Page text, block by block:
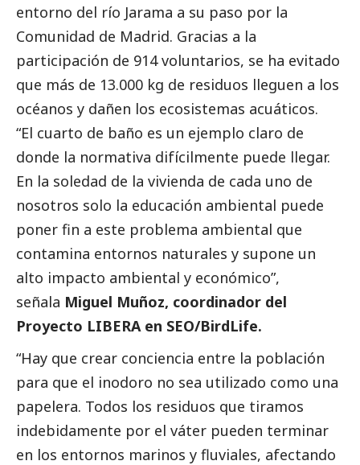
entorno del río Jarama a su paso por la
Comunidad de Madrid. Gracias a la
participación de 914 voluntarios, se ha evitado
que más de 13.000 kg de residuos lleguen a los
océanos y dañen los ecosistemas acuáticos.
“El cuarto de baño es un ejemplo claro de
donde la normativa difícilmente puede llegar.
En la soledad de la vivienda de cada uno de
nosotros solo la educación ambiental puede
poner fin a este problema ambiental que
contamina entornos naturales y supone un
alto impacto ambiental y económico”,
señala Miguel Muñoz, coordinador del
Proyecto LIBERA en SEO/BirdLife.
“Hay que crear conciencia entre la población
para que el inodoro no sea utilizado como una
papelera. Todos los residuos que tiramos
indebidamente por el váter pueden terminar
en los entornos marinos y fluviales, afectando